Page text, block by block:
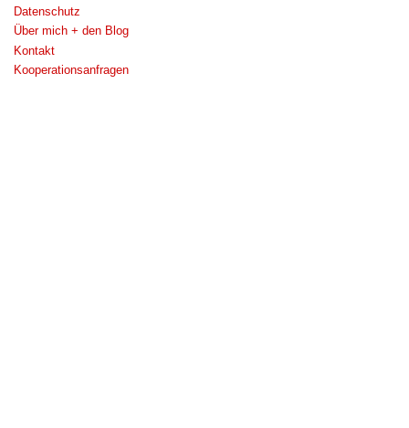
Datenschutz
Über mich + den Blog
Kontakt
Kooperationsanfragen